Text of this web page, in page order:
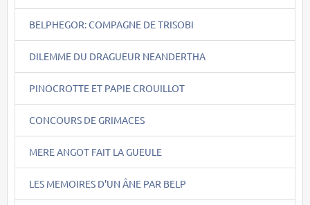
BELPHEGOR: COMPAGNE DE TRISOBI
DILEMME DU DRAGUEUR NEANDERTHA
PINOCROTTE ET PAPIE CROUILLOT
CONCOURS DE GRIMACES
MERE ANGOT FAIT LA GUEULE
LES MEMOIRES D'UN ÂNE PAR BELP